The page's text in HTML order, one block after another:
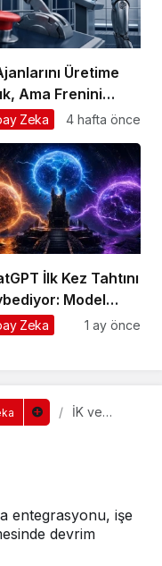
Üretime
Ama Frenini
Unuttuk
Zeka 4 hafta önce
İlk Kez Tahtını
Model
Girişimcinin
Zeka 1 ay önce
İK ve
entegrasyonu, işe
devrim